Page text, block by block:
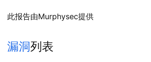
此报告由Murphysec提供
漏洞列表